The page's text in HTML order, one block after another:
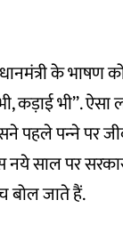
के भाषण
कड़ाई भी’’.
पहले पन्‍ने पर
नये साल पर
बोल जाते हैं.